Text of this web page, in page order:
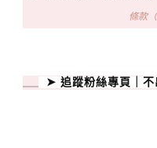
條款
➤ 追蹤粉絲專頁｜不